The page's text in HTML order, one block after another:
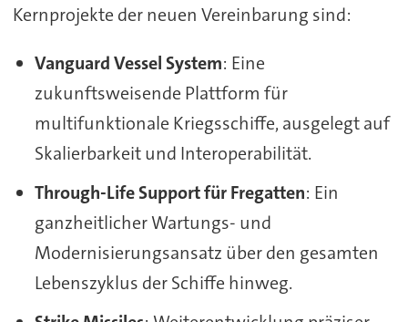
Kernprojekte der neuen Vereinbarung sind:
Vanguard Vessel System: Eine
zukunftsweisende Plattform für
multifunktionale Kriegsschiffe, ausgelegt auf
Skalierbarkeit und Interoperabilität.
Through-Life Support für Fregatten: Ein
ganzheitlicher Wartungs- und
Modernisierungsansatz über den gesamten
Lebenszyklus der Schiffe hinweg.